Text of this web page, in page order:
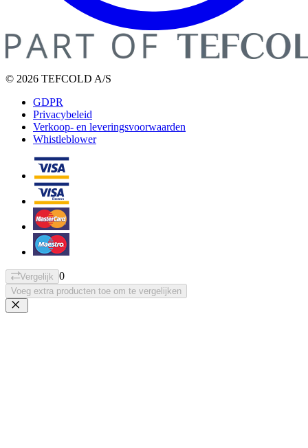
© 2026 TEFCOLD A/S
GDPR
Privacybeleid
Verkoop- en leveringsvoorwaarden
Whistleblower
Vergelijk 0
Voeg extra producten toe om te vergelijken